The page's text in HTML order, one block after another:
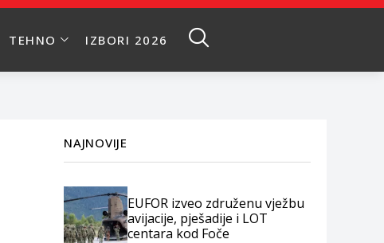
TEHNO IZBORI 2026
NAJNOVIJE
EUFOR izveo združenu vježbu
avijacije, pješadije i LOT
centara kod Foče